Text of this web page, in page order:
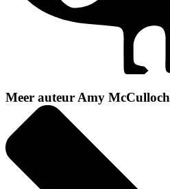
Meer auteur Amy McCulloch